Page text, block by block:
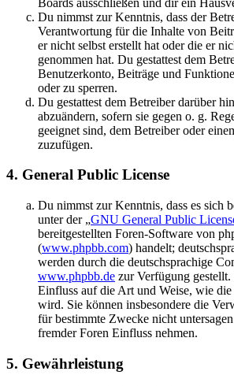
Du nimmst zur Kenntnis, dass der
Verantwortung für die Inhalte von
er nicht selbst erstellt hat oder die er
genommen hat. Du gestattest dem
Benutzerkonto, Beiträge und
oder zu sperren.
Du gestattest dem Betreiber darüber
abzuändern, sofern sie gegen o. g.
geeignet sind, dem Betreiber oder
zuzufügen.
4. General Public License
Du nimmst zur Kenntnis, dass es sich
unter der „GNU General Public
bereitgestellten Foren-Software von
(www.phpbb.com) handelt;
werden durch die deutschsprachige
www.phpbb.de zur Verfügung
Einfluss auf die Art und Weise, wie
wird. Sie können insbesondere die
für bestimmte Zwecke nicht
fremder Foren Einfluss nehmen.
5. Gewährleistung